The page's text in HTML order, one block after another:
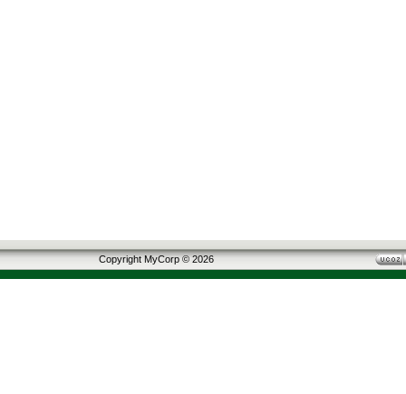
Copyright MyCorp © 2026